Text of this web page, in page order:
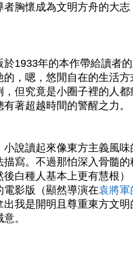
者胸懷成為文明方舟的大
於1933年的本作帶給讀者
的，嗯，悠閒自在的生活
，但究竟是小圈子裡的人
著超越時間的警醒之力。
小說讀起來像東方主義風
寫。不過那怕深入骨髓
後白種人基本上更有慧根
影版（顯然導演在袁將軍
我是開明且尊重東方文
。